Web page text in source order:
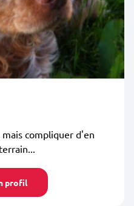
compliquer d'en
profil